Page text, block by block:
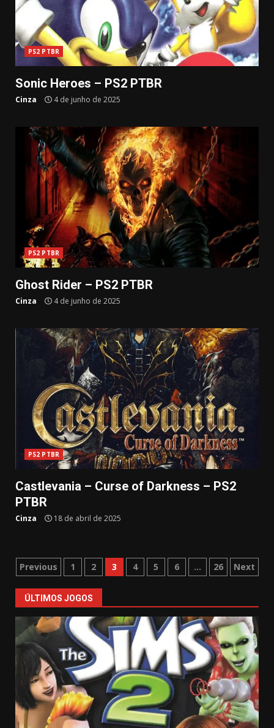
PS2 PTBR
Sonic Heroes – PS2 PTBR
Cinza 4 de junho de 2025
PS2 PTBR
Ghost Rider – PS2 PTBR
Cinza 4 de junho de 2025
PS2 PTBR
Castlevania – Curse of Darkness – PS2
PTBR
Cinza 18 de abril de 2025
Paginação
de
posts
Previous 1 2 3 4 5 6 … 26 Next
ÚLTIMOS JOGOS